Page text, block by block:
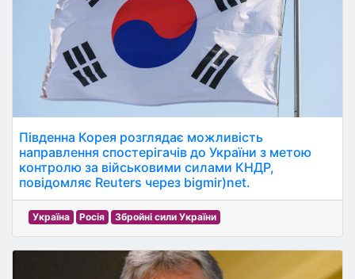
Південна Корея розглядає можливість
направлення спостерігачів до України з метою
контролю за військовими силами КНДР,
повідомляє Reuters через bigmir)net.
Україна Росія Збройні сили України